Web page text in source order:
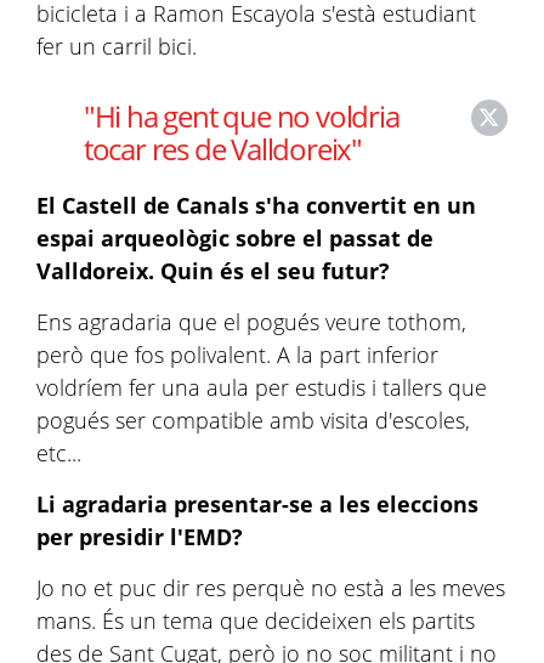
bicicleta i a Ramon Escayola s'està estudiant
fer un carril bici.
"Hi ha gent que no voldria
tocar res de Valldoreix"
El Castell de Canals s'ha convertit en un
espai arqueològic sobre el passat de
Valldoreix. Quin és el seu futur?
Ens agradaria que el pogués veure tothom,
però que fos polivalent. A la part inferior
voldríem fer una aula per estudis i tallers que
pogués ser compatible amb visita d'escoles,
etc...
Li agradaria presentar-se a les eleccions
per presidir l'EMD?
Jo no et puc dir res perquè no està a les meves
mans. És un tema que decideixen els partits
des de Sant Cugat, però jo no soc militant i no